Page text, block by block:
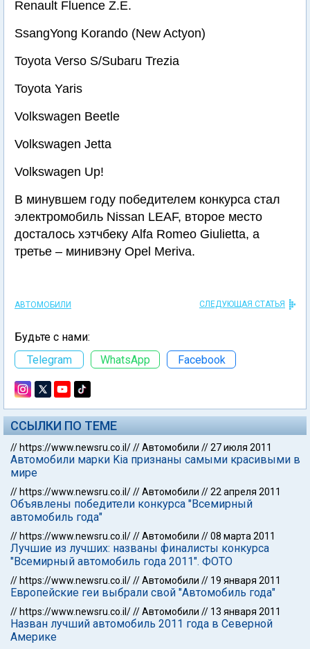
Renault Fluence Z.E.
SsangYong Korando (New Actyon)
Toyota Verso S/Subaru Trezia
Toyota Yaris
Volkswagen Beetle
Volkswagen Jetta
Volkswagen Up!
В минувшем году победителем конкурса стал
электромобиль Nissan LEAF, второе место
досталось хэтчбеку Alfa Romeo Giulietta, а
третье – минивэну Opel Meriva.
АВТОМОБИЛИ СЛЕДУЮЩАЯ СТАТЬЯ
Будьте с нами:
Telegram
WhatsApp Facebook
ССЫЛКИ ПО ТЕМЕ
// https://www.newsru.co.il///Автомобили //27 июля 2011
Автомобили марки Kia признаны самыми красивыми в
мире
// https://www.newsru.co.il///Автомобили //22 апреля 2011
Объявлены победители конкурса "Всемирный
автомобиль года"
// https://www.newsru.co.il///Автомобили //08 марта 2011
Лучшие из лучших: названы финалисты конкурса
"Всемирный автомобиль года 2011". ФОТО
// https://www.newsru.co.il///Автомобили // 19 января 2011
Европейские геи выбрали свой "Автомобиль года"
// https://www.newsru.co.il///Автомобили // 13 января 2011
Назван лучший автомобиль 2011 года в Северной
Америке